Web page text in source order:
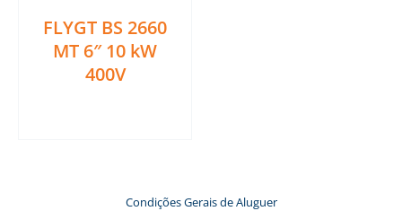
FLYGT BS 2660
MT 6″ 10 kW
400V
Condições Gerais de Aluguer